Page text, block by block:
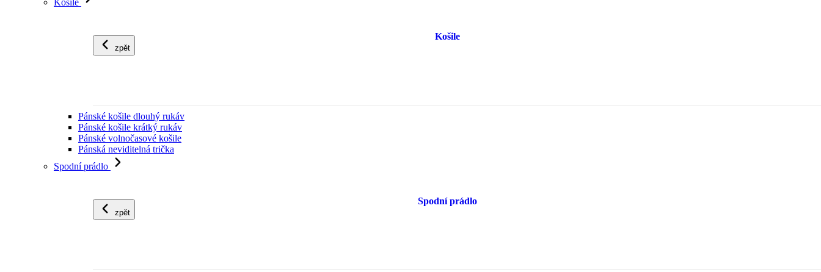
zpět
Košile
Pánské košile dlouhý rukáv
Pánské košile krátký rukáv
Pánské volnočasové košile
Pánská neviditelná trička
Spodní prádlo
zpět
Spodní prádlo